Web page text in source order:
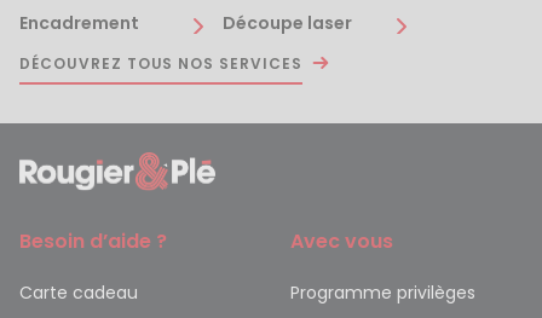
Encadrement Découpe laser
DÉCOUVREZ TOUS NOS SERVICES
Besoin d’aide ?
Carte cadeau
Avec vous
Programme privilèges